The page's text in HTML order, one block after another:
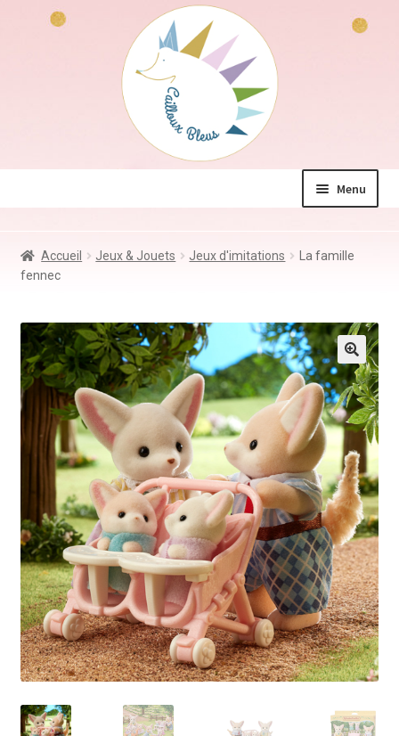
Menu
Jeux & Jouets
Coin des mamans
Kdo à – de 10€
Accueil Jeux & Jouets Jeux d'imitations
La famille
fennec